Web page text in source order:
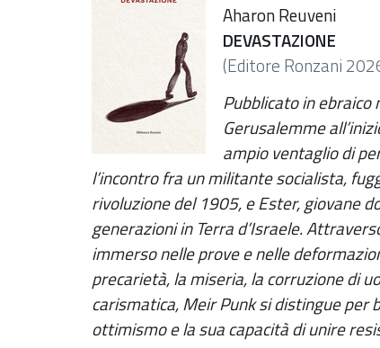
Aharon Reuveni
DEVASTAZIONE
(Editore Ronzani
Pubblicato in
Gerusalemme
ampio ventaglio di
l’incontro fra un militante socialista,
rivoluzione del 1905, e Ester, giovane
generazioni in Terra d’Israele.
immerso nelle prove e nelle
precarietà, la miseria, la corruzione di
carismatica, Meir Punk si distingue per
ottimismo e la sua capacità di unire